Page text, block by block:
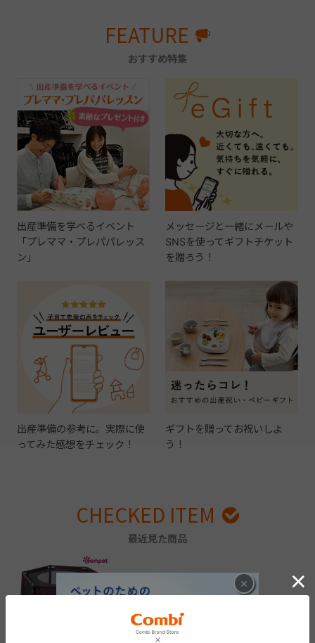
FEATURE
おすすめ特集
出産準備を学べるイベント
「プレママ・プレパパレッス
ン」
メッセージと一緒にメールや
SNSを使ってギフトチケット
を贈ろう！
出産準備の参考に。実際に使
ってみた感想をチェック！
ギフトを贈ってお祝いしよ
う！
CHECKED ITEM
最近見た商品
×